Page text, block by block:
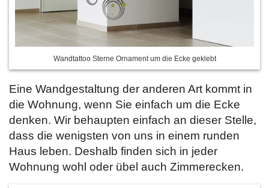
Wandtattoo Sterne Ornament um die Ecke geklebt
Eine Wandgestaltung der anderen Art kommt in
die Wohnung, wenn Sie einfach um die Ecke
denken. Wir behaupten einfach an dieser Stelle,
dass die wenigsten von uns in einem runden
Haus leben. Deshalb finden sich in jeder
Wohnung wohl oder übel auch Zimmerecken.